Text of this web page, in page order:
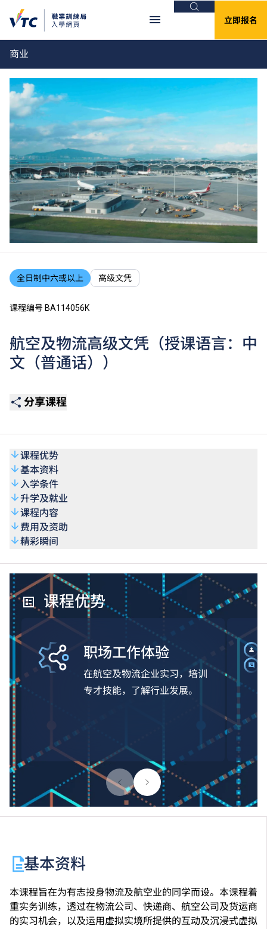
搜索
立即报名
商业
全日制中六或以上 高级文凭
课程编号 BA114056K
航空及物流高级文凭（授课语言：中
文（普通话））
分享课程
课程优势
基本资料
入学条件
升学及就业
课程内容
费用及资助
精彩瞬间
课程优势
职场工作体验
在航空及物流企业实习，培训
专才技能，了解行业发展。
基本资料
本课程旨在为有志投身物流及航空业的同学而设。本课程着
重实务训练，透过在物流公司、快递商、航空公司及货运商
的实习机会，以及运用虚拟实境所提供的互动及沉浸式虚拟